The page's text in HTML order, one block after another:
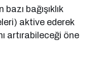
bağışıklık
aktive ederek
artırabileceği öne